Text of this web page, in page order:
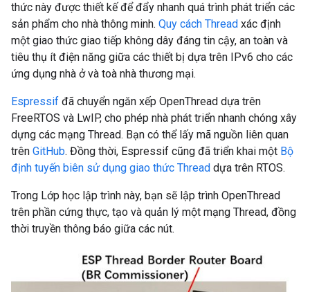
thức này được thiết kế để đẩy nhanh quá trình phát triển các
sản phẩm cho nhà thông minh. Quy cách Thread xác định
một giao thức giao tiếp không dây đáng tin cậy, an toàn và
tiêu thụ ít điện năng giữa các thiết bị dựa trên IPv6 cho các
ứng dụng nhà ở và toà nhà thương mại.
Espressif đã chuyển ngăn xếp OpenThread dựa trên
FreeRTOS và LwIP, cho phép nhà phát triển nhanh chóng xây
dựng các mạng Thread. Bạn có thể lấy mã nguồn liên quan
trên GitHub. Đồng thời, Espressif cũng đã triển khai một Bộ
định tuyến biên sử dụng giao thức Thread dựa trên RTOS.
Trong Lớp học lập trình này, bạn sẽ lập trình OpenThread
trên phần cứng thực, tạo và quản lý một mạng Thread, đồng
thời truyền thông báo giữa các nút.